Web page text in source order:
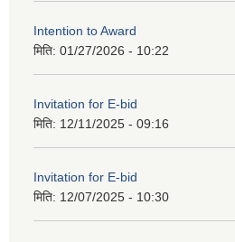
Intention to Award
मिति: 01/27/2026 - 10:22
Invitation for E-bid
मिति: 12/11/2025 - 09:16
Invitation for E-bid
मिति: 12/07/2025 - 10:30